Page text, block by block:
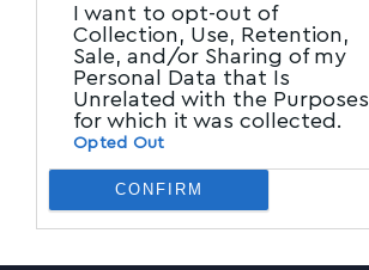
I want to opt-out of
Collection, Use, Retention,
Sale, and/or Sharing of my
Personal Data that Is
Unrelated with the Purposes
for which it was collected.
Opted Out
CONFIRM
ΠΑΡΑΠΟΛΙΤΙΚΑ
ΚΟΙΝΩΝΙΑ
ΠΟΛΙΤΙΚΗ
ΤΑΔΕ ΕΦΗ
ΠΟΛΙΤΙΣΜΟΣ
ΥΓΕΙΑ
ADVERTORIAL